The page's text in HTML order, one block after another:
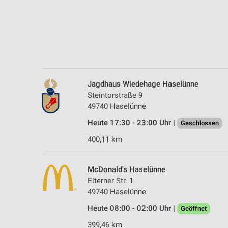
Jagdhaus Wiedehage Haselünne
Steintorstraße 9
49740 Haselünne
Heute 17:30 - 23:00 Uhr |
Geschlossen
400,11 km
McDonald's Haselünne
Elterner Str. 1
49740 Haselünne
Heute 08:00 - 02:00 Uhr |
Geöffnet
399,46 km
Verwendung reduzierter Daten zur Auswahl von Inhalten
IAB-Besonderheiten:
Verwendung genauer Standortdaten
Geräte anhand von aktiv angeforderten Informationen
Notwendig
Performance